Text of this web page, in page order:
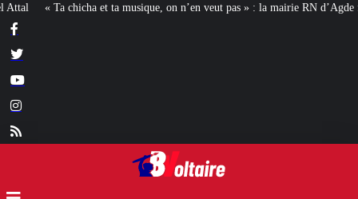
n’en veut pas » : la mairie RN d’Agde face à la meute « antiraciste » La